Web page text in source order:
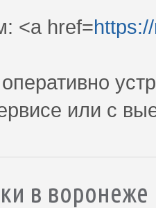
<a href=
или с
в воронеже